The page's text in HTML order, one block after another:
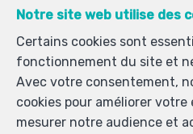
Notre site web utilise des
Certains cookies sont
fonctionnement du site et
Avec votre consentement,
cookies pour améliorer votre
mesurer notre audience et
L'Immobilière
—
7802
TEL.+32 68
—